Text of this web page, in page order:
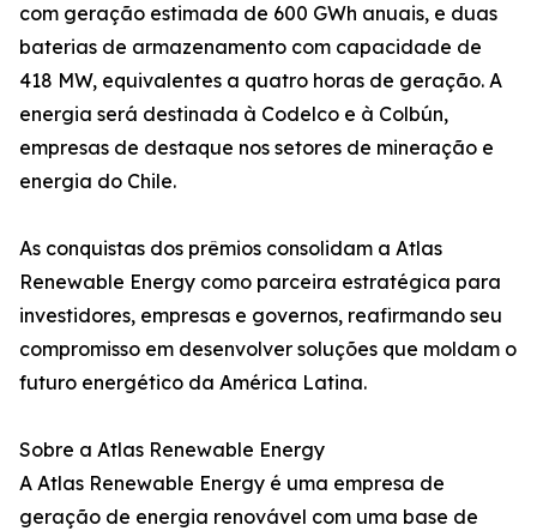
com geração estimada de 600 GWh anuais, e duas
baterias de armazenamento com capacidade de
418 MW, equivalentes a quatro horas de geração. A
energia será destinada à Codelco e à Colbún,
empresas de destaque nos setores de mineração e
energia do Chile.
As conquistas dos prêmios consolidam a Atlas
Renewable Energy como parceira estratégica para
investidores, empresas e governos, reafirmando seu
compromisso em desenvolver soluções que moldam o
futuro energético da América Latina.
Sobre a Atlas Renewable Energy
A Atlas Renewable Energy é uma empresa de
geração de energia renovável com uma base de